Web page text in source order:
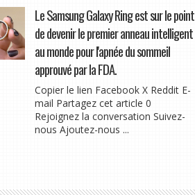
Le Samsung Galaxy Ring est sur le point
de devenir le premier anneau intelligent
au monde pour l'apnée du sommeil
approuvé par la FDA.
Copier le lien Facebook X Reddit E-
mail Partagez cet article 0
Rejoignez la conversation Suivez-
nous Ajoutez-nous ...